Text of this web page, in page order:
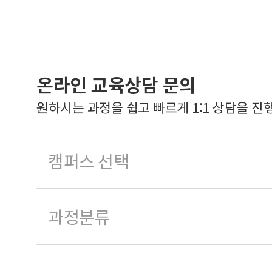
온라인 교육상담 문의
원하시는 과정을 쉽고 빠르게 1:1 상담을 진